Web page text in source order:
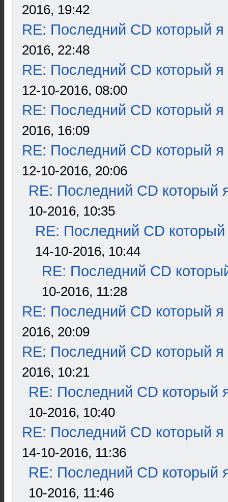
2016, 19:42
RE: Последний CD который я
2016, 22:48
RE: Последний CD который я
12-10-2016, 08:00
RE: Последний CD который я
2016, 16:09
RE: Последний CD который я
12-10-2016, 20:06
RE: Последний CD который
10-2016, 10:35
RE: Последний CD который
14-10-2016, 10:44
RE: Последний CD
10-2016, 11:28
RE: Последний CD который я
2016, 20:09
RE: Последний CD который я
2016, 10:21
RE: Последний CD который
10-2016, 10:40
RE: Последний CD который я
14-10-2016, 11:36
RE: Последний CD который
10-2016, 11:46